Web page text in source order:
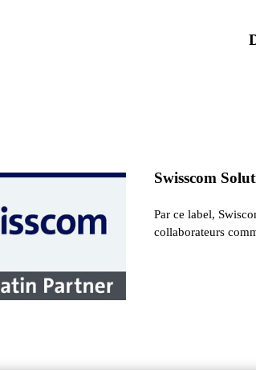
Swisscom
Par ce label,
collaborateurs